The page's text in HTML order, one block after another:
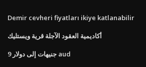
Demir cevheri fiyatları ikiye katlanabilir
أكاديمية العقود الآجلة قرية ويستليك
9 جنيهات إلى دولار aud